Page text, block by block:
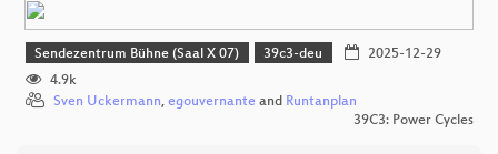
Sendezentrum Bühne (Saal X 07) 39c3-deu
2025-12-29
4.9k
Sven Uckermann, egouvernante and Runtanplan
39C3: Power Cycles